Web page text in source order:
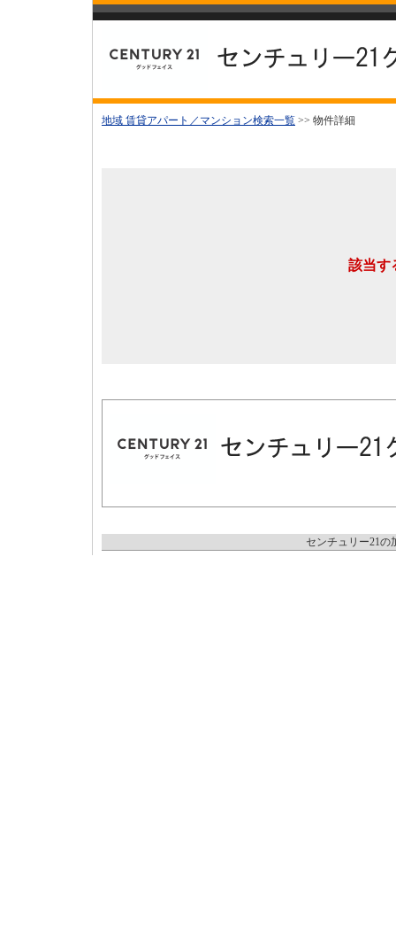
地域 賃貸アパート／マンション検索一覧 >> 物件詳細
該当す
センチュリー21の